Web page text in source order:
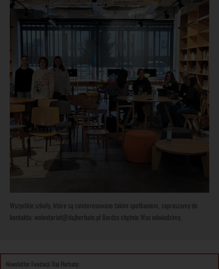
Wszystkie szkoły, które są zainteresowane takim spotkaniem, zapraszamy do
kontaktu: wolontariat@dajherbate.pl Bardzo chętnie Was odwiedzimy.
Newsletter Fundacji Daj Herbatę: